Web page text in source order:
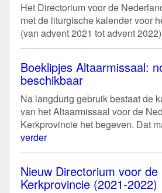
Het Directorium voor de
met de liturgische kalender voor
(van advent 2021 tot advent
Boeklipjes Altaarmissaal:
beschikbaar
Na langdurig gebruik bestaat de
van het Altaarmissaal voor de
Kerkprovincie het begeven. Dat
verder
Nieuw Directorium voor
Kerkprovincie (2021-2022)